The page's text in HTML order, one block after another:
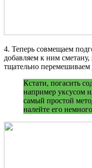
4. Теперь совмещаем
добавляем к ним
тщательно перемешиваем
Кстати, погасить
например уксусом
самый простой
налейте его